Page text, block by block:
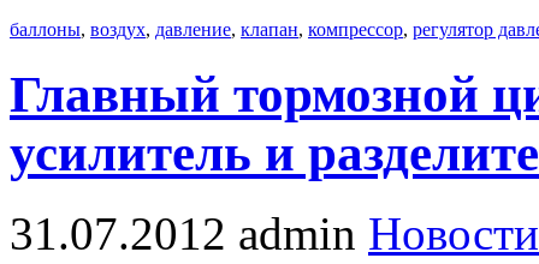
баллоны, воздух, давление, клапан, компрессор, регулятор
Главный тормозной
усилитель и
31.07.2012 admin Новости